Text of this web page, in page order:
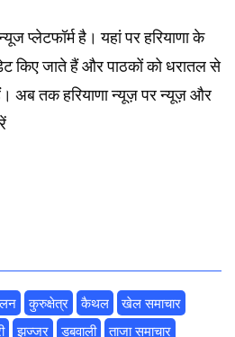
प्लेटफॉर्म है। यहां पर हरियाणा के
किए जाते हैं और पाठकों को धरातल से
अब तक हरियाणा न्यूज़ पर न्यूज़ और
कुरुक्षेत्र कैथल
खेल समाचार
झज्जर डबवाली
ताजा समाचार